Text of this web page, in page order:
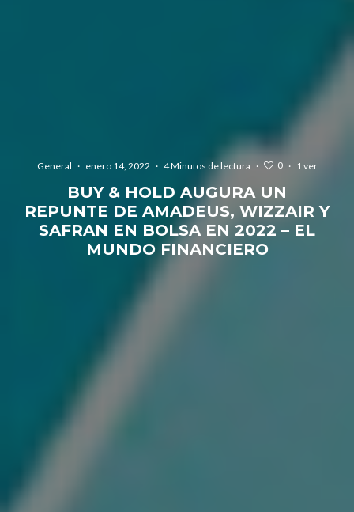
General · enero 14, 2022 · 4 Minutos de lectura · 0 · 1 ver
BUY & HOLD AUGURA UN
REPUNTE DE AMADEUS, WIZZAIR Y
SAFRAN EN BOLSA EN 2022 – EL
MUNDO FINANCIERO